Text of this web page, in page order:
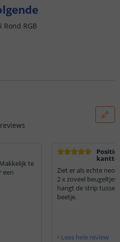
Rond RGB
reviews
te
een
Ziet er als echte
2 x zoveel
hangt de strip
beetje.
Lees hele review